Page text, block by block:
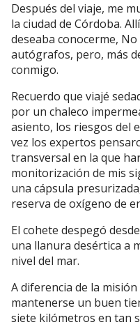
Después del viaje, me
la ciudad de Córdoba.
deseaba conocerme,
autógrafos, pero, más
conmigo.
Recuerdo que viajé
por un chaleco
asiento, los riesgos del
vez los expertos
transversal en la que
monitorización de mis
una cápsula
reserva de oxígeno de
El cohete despegó
una llanura desértica a
nivel del mar.
A diferencia de la
mantenerse un buen
siete kilómetros en tan